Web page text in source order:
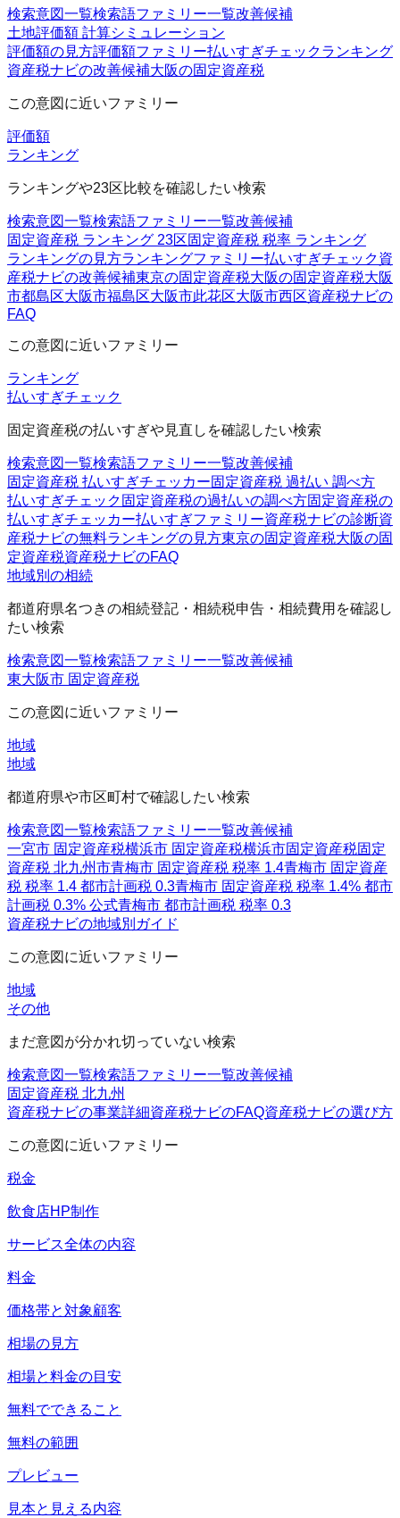
検索意図一覧検索語ファミリー一覧改善候補
土地評価額 計算シミュレーション
評価額の見方評価額ファミリー払いすぎチェックランキング
資産税ナビの改善候補大阪の固定資産税
この意図に近いファミリー
評価額
ランキング
ランキングや23区比較を確認したい検索
検索意図一覧検索語ファミリー一覧改善候補
固定資産税 ランキング 23区固定資産税 税率 ランキング
ランキングの見方ランキングファミリー払いすぎチェック資
産税ナビの改善候補東京の固定資産税大阪の固定資産税大阪
市都島区大阪市福島区大阪市此花区大阪市西区資産税ナビの
FAQ
この意図に近いファミリー
ランキング
払いすぎチェック
固定資産税の払いすぎや見直しを確認したい検索
検索意図一覧検索語ファミリー一覧改善候補
固定資産税 払いすぎチェッカー固定資産税 過払い 調べ方
払いすぎチェック 固定資産税の過払いの調べ方固定資産税の
払いすぎチェッカー払いすぎファミリー資産税ナビの診断資
産税ナビの無料ランキングの見方東京の固定資産税大阪の固
定資産税資産税ナビのFAQ
地域別の相続
都道府県名つきの相続登記・相続税申告・相続費用を確認し
たい検索
検索意図一覧検索語ファミリー一覧改善候補
東大阪市 固定資産税
この意図に近いファミリー
地域
地域
都道府県や市区町村で確認したい検索
検索意図一覧検索語ファミリー一覧改善候補
一宮市 固定資産税横浜市 固定資産税横浜市固定資産税固定
資産税 北九州市青梅市 固定資産税 税率 1.4青梅市 固定資産
税 税率 1.4 都市計画税 0.3青梅市 固定資産税 税率 1.4% 都市
計画税 0.3% 公式青梅市 都市計画税 税率 0.3
資産税ナビの地域別ガイド
この意図に近いファミリー
地域
その他
まだ意図が分かれ切っていない検索
検索意図一覧検索語ファミリー一覧改善候補
固定資産税 北九州
資産税ナビの事業詳細資産税ナビのFAQ資産税ナビの選び方
この意図に近いファミリー
税金
飲食店HP制作
サービス全体の内容
料金
価格帯と対象顧客
相場の見方
相場と料金の目安
無料でできること
無料の範囲
プレビュー
見本と見える内容